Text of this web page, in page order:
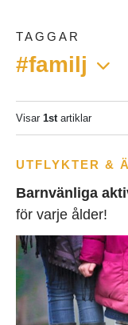
TAGGAR
#familj
Visar 1startiklar
UTFLYKTER &
Barnvänliga
för varje ålder!